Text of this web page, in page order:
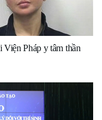
Viện Pháp y tâm thần